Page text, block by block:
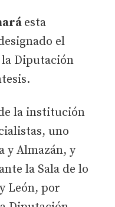
esta
el
la Diputación
la institución
uno
y Almazán, y
la Sala de lo
León, por